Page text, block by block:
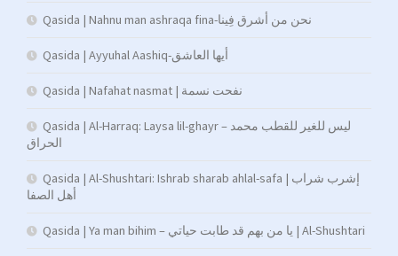
Qasida | Nahnu man ashraqa fina-نحن من أشرق فِينا
Qasida | Ayyuhal Aashiq-أيها العاشق
Qasida | Nafahat nasmat | نفحت نسمة
Qasida | Al-Harraq: Laysa lil-ghayr – ليس للغير للقطب محمد
الحراق
Qasida | Al-Shushtari: Ishrab sharab ahlal-safa | إشرب شراب
أهل الصفا
Qasida | Ya man bihim – يا من بهم قد طابت حياتي | Al-Shushtari